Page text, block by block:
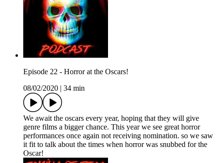
Episode 22 - Horror at the Oscars!
08/02/2020
34 min
We await the oscars every year, hoping that they will give
genre films a bigger chance. This year we see great horror
performances once again not receiving nomination. so we saw
it fit to talk about the times when horror was snubbed for the
Oscar!